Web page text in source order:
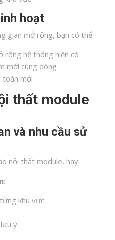
hoạt
gian mở rộng, bạn có thể:
rộng hệ thống hiện có
mới cùng dòng
toàn mới
thất module
và nhu cầu sử
nội thất module, hãy:
:
khu vực
ý